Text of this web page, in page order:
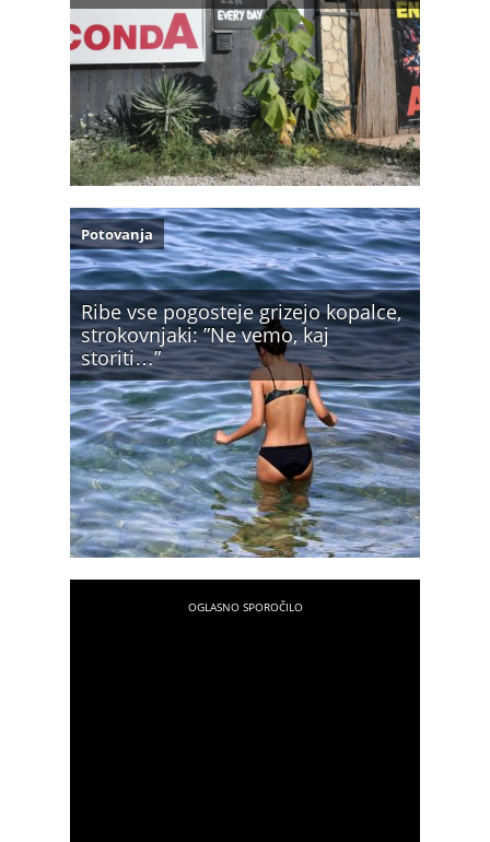
Ribe vse pogosteje grizejo kopalce,
strokovnjaki: ”Ne vemo, kaj
storiti…”
Potovanja